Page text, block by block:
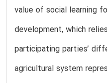
value of social learning
development, which
participating parties’
agricultural system